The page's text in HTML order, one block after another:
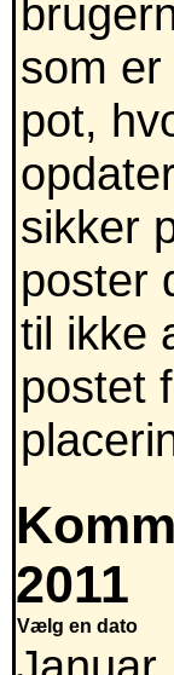
som
pot,
sikker
poster
til ikke
postet
2011
Vælg en dato